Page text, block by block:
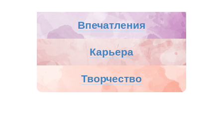
Впечатления
Карьера
Творчество